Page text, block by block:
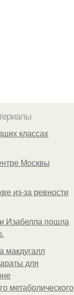
классах
Москвы
из-за ревности
Изабелла пошла
макдугалл
для
метаболического